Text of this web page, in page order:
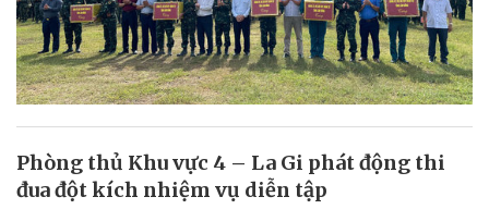
Phòng thủ Khu vực 4 – La Gi phát động thi
đua đột kích nhiệm vụ diễn tập